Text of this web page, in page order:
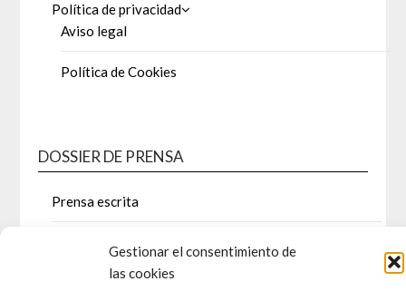
Gestionar el consentimiento de
las cookies
Política de privacidad
Aviso legal
Política de Cookies
DOSSIER DE PRENSA
Prensa escrita
Últimas charlas, congresos y ponencias